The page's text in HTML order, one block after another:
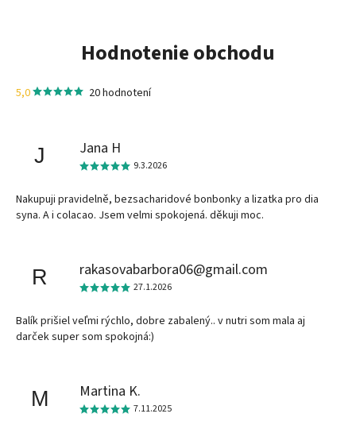
Hodnotenie obchodu
5,0 20 hodnotení
J Jana H
9.3.2026
Nakupuji pravidelně, bezsacharidové bonbonky a lizatka pro dia
syna. A i colacao. Jsem velmi spokojená. děkuji moc.
R rakasovabarbora06@gmail.com
27.1.2026
Balík prišiel veľmi rýchlo, dobre zabalený.. v nutri som mala aj
darček super som spokojná:)
M Martina K.
7.11.2025